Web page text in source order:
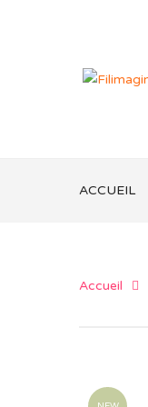
ACCUEIL
Accueil